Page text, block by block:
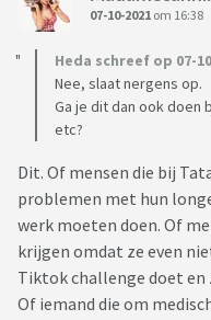
07-10-2021 om 16:38
Heda schreef op 07-
Nee, slaat nergens op.
Ga je dit dan ook
etc?
Dit. Of mensen die bij
problemen met hun
werk moeten doen. Of
krijgen omdat ze even
Tiktok challenge doet
Of iemand die om